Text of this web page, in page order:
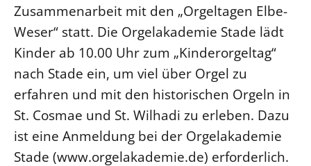
Zusammenarbeit mit den „Orgeltagen Elbe-
Weser“ statt. Die Orgelakademie Stade lädt
Kinder ab 10.00 Uhr zum „Kinderorgeltag“
nach Stade ein, um viel über Orgel zu
erfahren und mit den historischen Orgeln in
St. Cosmae und St. Wilhadi zu erleben. Dazu
ist eine Anmeldung bei der Orgelakademie
Stade (www.orgelakademie.de) erforderlich.
Fundraising
IT-Service
Corporate Design
Interventionsplan
Jahresgespräche
Kantine Speiseplan
Kirchliches Amtsblatt